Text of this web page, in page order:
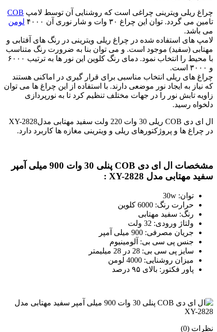
چراغ ریلی ویترینی چراغی است که روشنایی آن توسط لامپ COB
تامین می گردد. توان این چراغ ۳۰ وات و شار نوری آن ۴۰۰۰
لومن
می باشد.
لامپ های استفاده شده در چراغ ریلی ویترینی در رنگ های آفتابی و
مهتابی (سفید) موجود است. و می توان بنا به ضرورت رنگ متناسب
با محیط را انتخاب نمود. دمای رنگ کلوین این نور ها به ترتیب ۶۰۰۰
و ۳۰۰۰ است.
چراغ های ریلی انتخاب مناسبی برای قرار گیری در اماکنی هستند
که نیاز به ایجاد نور موضعی دارند. با استفاده از این چراغ ها می توان
زاویه تابش نور را در جهات مختلف تنظیم کرد تا به نورپردازی
دلخواه رسید.
ال ای دی COB ریلی 30 وات 220 ولت سفید مهتابی مدلXY-2828
در چراغ ها و پروژکتورهای ریلی و ویترینی مغازه ها کاربرد دارد.
مشخصات ال ای دی COB پنلی 30 وات 900 میلی آمپر
سفید مهتابی مدل XY-2828 :
توان: 30w
حرارت رنگ: 6000 کلوین
رنگ: سفید مهتابی
ولتاژ ورودی: 32 ولت
جریان مصرفی: 900 میلی آمپر
جنس پی سی بی: آلومینیوم
سایز پی سی بی: 28 در 28 میلیمتر
میزان روشنایی: 4000 لومن
پاور فکتور: بالای ۹۵ درصد
نظرات (0)